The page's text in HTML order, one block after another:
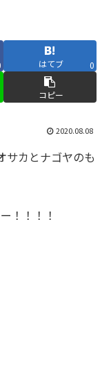
はてブ 0
コピー
2020.08.08
サカとナゴヤのも
！！！！